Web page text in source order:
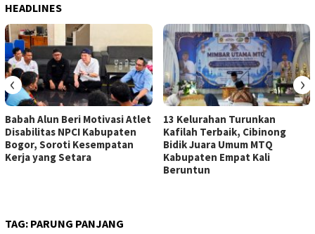
HEADLINES
Babah Alun Beri Motivasi Atlet
Disabilitas NPCI Kabupaten
Bogor, Soroti Kesempatan
Kerja yang Setara
13 Kelurahan Turunkan
Kafilah Terbaik, Cibinong
Bidik Juara Umum MTQ
Kabupaten Empat Kali
Beruntun
‹ ›
TAG: PARUNG PANJANG